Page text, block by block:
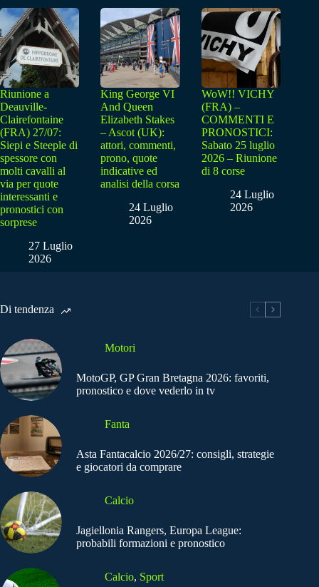
Riunione a
Deauville-
Clairefontaine
(FRA) 27/07:
Siepi e Steeple di
spessore con
molti cavalli al
via per quote
interessanti e
pronostici con
sorprese
27 Luglio
2026
King George VI
And Queen
Elizabeth Stakes
– Ascot (UK):
attori, commenti,
prono, quote
indicative ed
analisi della corsa
24 Luglio
2026
WoW!! VICHY
(FRA) –
COMMENTI E
PRONOSTICI:
Sabato 25 luglio
2026 – Riunione
di 8 corse
24 Luglio
2026
Di tendenza
Motori
MotoGP, GP Gran Bretagna 2026: favoriti,
pronostico e dove vederlo in tv
Fanta
Asta Fantacalcio 2026/27: consigli, strategie
e giocatori da comprare
Calcio
Jagiellonia Rangers, Europa League:
probabili formazioni e pronostico
Calcio, Sport